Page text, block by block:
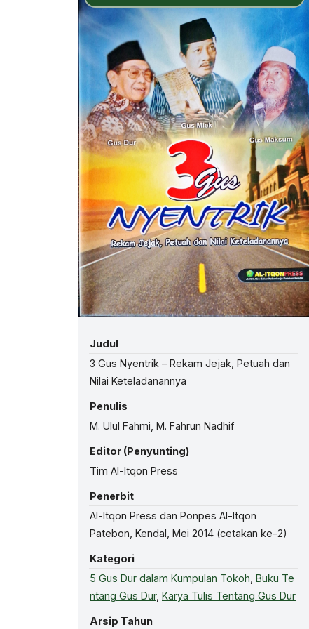
Judul
3 Gus Nyentrik – Rekam Jejak, Petuah dan
Nilai Keteladanannya
Penulis
M. Ulul Fahmi, M. Fahrun Nadhif
Editor (Penyunting)
Tim Al-Itqon Press
Penerbit
Al-Itqon Press dan Ponpes Al-Itqon
Patebon, Kendal, Mei 2014 (cetakan ke-2)
Kategori
5 Gus Dur dalam Kumpulan Tokoh Buku Te
ntang Gus Dur, Karya Tulis Tentang Gus Dur
Arsip Tahun